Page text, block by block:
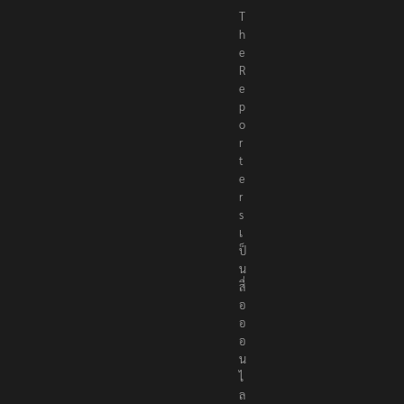
T
h
e
R
e
p
o
r
t
e
r
s
เ
ป็
น
สื่
อ
อ
อ
น
ไ
ล